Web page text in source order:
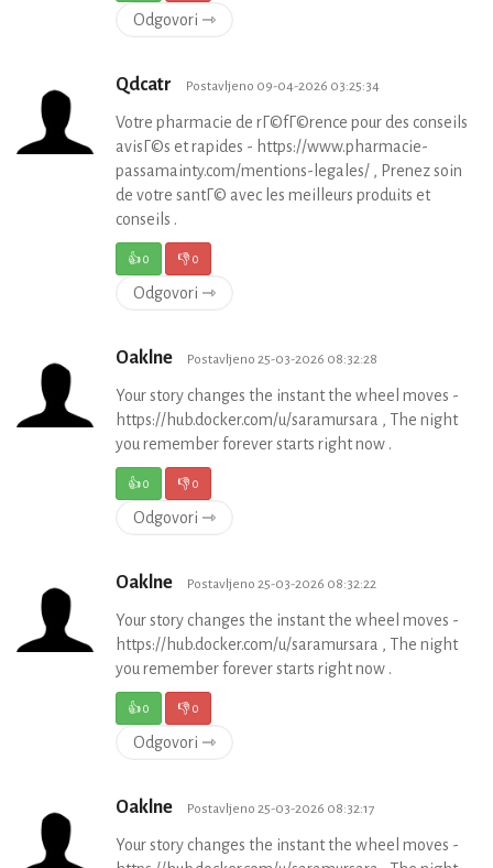
Odgovori ⇾
Qdcatr Postavljeno 09-04-2026 03:25:34
Votre pharmacie de rГ©fГ©rence pour des conseils
avisГ©s et rapides - https://www.pharmacie-
passamainty.com/mentions-legales/ , Prenez soin
de votre santГ© avec les meilleurs produits et
conseils .
👍0 👎0
Odgovori ⇾
Oaklne Postavljeno 25-03-2026 08:32:28
Your story changes the instant the wheel moves -
https://hub.docker.com/u/saramursara , The night
you remember forever starts right now .
👍0 👎0
Odgovori ⇾
Oaklne Postavljeno 25-03-2026 08:32:22
Your story changes the instant the wheel moves -
https://hub.docker.com/u/saramursara , The night
you remember forever starts right now .
👍0 👎0
Odgovori ⇾
Oaklne Postavljeno 25-03-2026 08:32:17
Your story changes the instant the wheel moves -